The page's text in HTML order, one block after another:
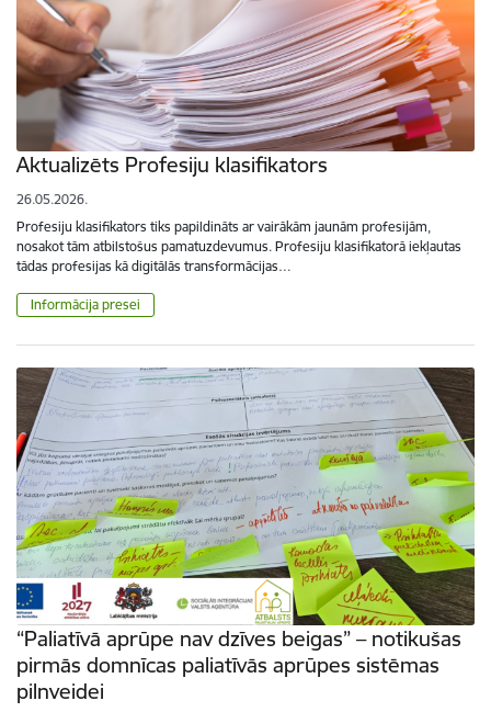
Aktualizēts Profesiju klasifikators
26.05.2026.
Profesiju klasifikators tiks papildināts ar vairākām jaunām profesijām,
nosakot tām atbilstošus pamatuzdevumus. Profesiju klasifikatorā iekļautas
tādas profesijas kā digitālās transformācijas…
Informācija presei
“Paliatīvā aprūpe nav dzīves beigas” – notikušas
pirmās domnīcas paliatīvās aprūpes sistēmas
pilnveidei